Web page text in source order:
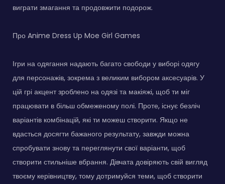
виграти змагання та продовжити подорож.
Про Anime Dress Up Moe Girl Games
Ігри на одягання надають багато свободи у виборі одягу
для персонажів, зокрема з великим вибором аксесуарів. У
цій грі акцент зроблено на одязі та макіяжі, щоб ти міг
працювати в більш обмеженому полі. Проте, існує безліч
варіантів комбінацій, які ти можеш створити. Якщо не
вдасться досягти бажаного результату, завжди можна
спробувати знову та переглянути свої варіанти, щоб
створити стильніше вбрання. Дівчата довіряють свій вигляд
твоєму керівництву, тому дотримуйся теми, щоб створити